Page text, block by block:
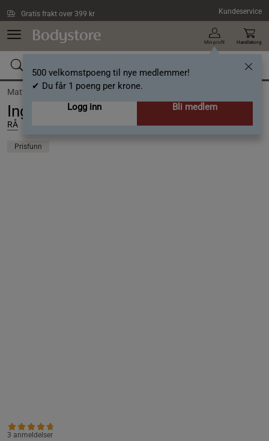
Gratis frakt over 399 kr Kundeservice
Min profil
500 velkomstpoeng til nye medlemmer!
✔ Du får 1 poeng per krone.
Logg inn
Bli medlem
Handlekorg
Matvarer / Drikke
Ingefära Shot 65 ml
RÅ
Prisfunn
3 anmeldelser